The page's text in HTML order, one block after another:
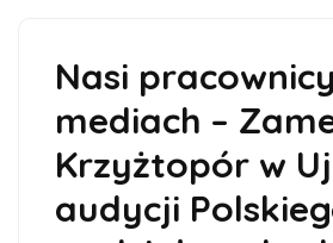
Nasi
mediach –
Krzyżtopór w
audycji